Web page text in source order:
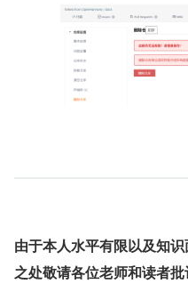
由于本人水平有限以及知
之处敬请各位老师和读者批